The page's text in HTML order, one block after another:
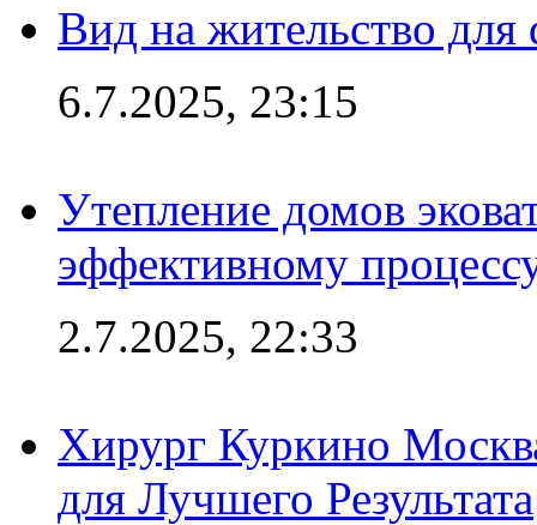
Вид на жительство
6.7.2025, 23:15
Утепление домов
эффективному
2.7.2025, 22:33
Хирург Куркино
для Лучшего Результата